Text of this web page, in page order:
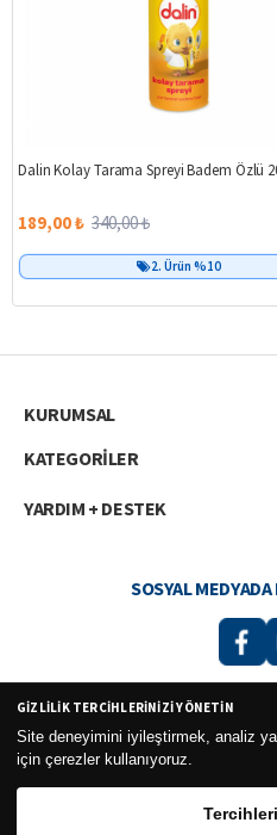
Dalin Kolay Tarama Spreyi Badem Özlü
189,00 ₺ 340,00 ₺
2. Ürün %10
KURUMSAL
KATEGORİLER
YARDIM + DESTEK
SOSYAL
Curesel Turizm Ticaret
GIZLILIK TERCIHLERINIZI YÖNETIN
Site deneyimini iyileştirmek, analiz
için çerezler kullanıyoruz.